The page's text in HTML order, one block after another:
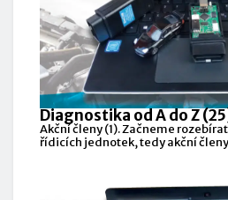
Diagnostika od A do Z
Akční členy (1). Začneme
řídicích jednotek, tedy akční